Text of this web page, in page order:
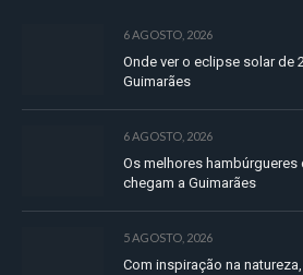
6 AGOSTO, 2026
Onde ver o eclipse solar de
Guimarães
6 AGOSTO, 2026
Os melhores hambúrgueres
chegam a Guimarães
5 AGOSTO, 2026
Com inspiração na